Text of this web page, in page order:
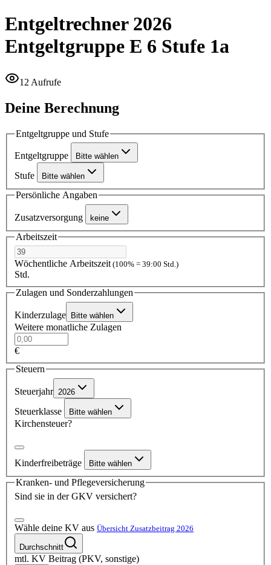
Entgeltrechner 2026
Entgeltgruppe E 6 Stufe 1a
12 Aufrufe
Deine Berechnung
Entgeltgruppe und Stufe
Entgeltgruppe Bitte wählen
Stufe Bitte wählen
Persönliche Angaben
Zusatzversorgung keine
Arbeitszeit
Wöchentliche Arbeitszeit(100% = 39:00 Std.)
Std.
Zulagen und Sonderzahlungen
Kinderzulage Bitte wählen
Weitere monatliche Zulagen
€
Steuern
Steuerjahr 2026
Steuerklasse Bitte wählen
Kirchensteuer?
Kinderfreibeträge Bitte wählen
Kranken- und Pflegeversicherung
Sind sie in der GKV versichert?
Wähle deine KV aus Übersicht Zusatzbeitrag 2026
Durchschnitt
mtl. KV Beitrag (PKV, sonstige)